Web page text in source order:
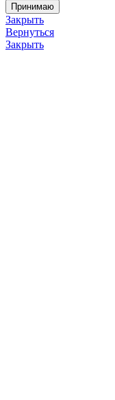
Принимаю
Закрыть
Вернуться
Закрыть